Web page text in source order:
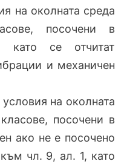
на околната среда
посочени в
се отчитат
и механичен
на околната
посочени в
ако не е посочено
чл. 9, ал. 1, като